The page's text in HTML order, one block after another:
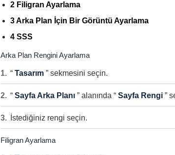
2 Filigran Ayarlama
3 Arka Plan İçin Bir Görüntü Ayarlama
4 SSS
Arka Plan Rengini Ayarlama
“ Tasarım” sekmesini seçin.
“ Sayfa Arka Planı” alanında “ Sayfa Rengi”
İstediğiniz rengi seçin.
Filigran Ayarlama